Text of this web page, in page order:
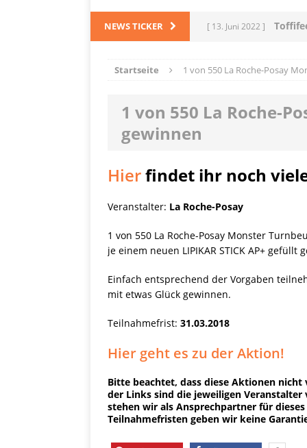
NEWS TICKER [ 13. Juni 2022 ]
[ 28. Dezember 2021 ]
[ 5. Dezember 2021 ]
[ 28. September 2021 ]
SHOPVORSTELLUNGEN
my
[ 19. Dezember 2020 ]
Startseite 1 von 550 La Roche-Posay
1 von 550 La Roche-
gewinnen
Hierfindet ihr noch
Veranstalter: La Roche-Posay
1 von 550 La Roche-Posay Monster
je einem neuen LIPIKAR STICK AP+ gefüllt
Einfach entsprechend der Vorgaben
mit etwas Glück gewinnen.
Teilnahmefrist: 31.03.2018
Hier geht es zu der Aktion!
Bitte beachtet, dass diese Aktionen
der Links sind die jeweiligen
stehen wir als Ansprechpartner für
Teilnahmefristen geben wir keine